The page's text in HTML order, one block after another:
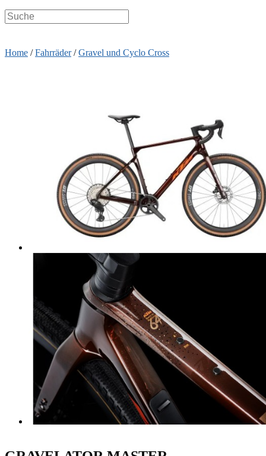
Search
this
Home / Fahrräder / Gravel und Cyclo Cross